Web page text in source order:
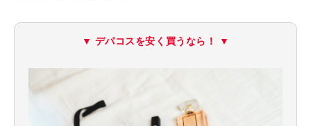
▼ デパコスを安く買うなら！ ▼